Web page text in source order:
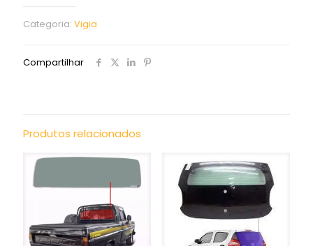
Categoria: Vigia
Compartilhar
Produtos relacionados